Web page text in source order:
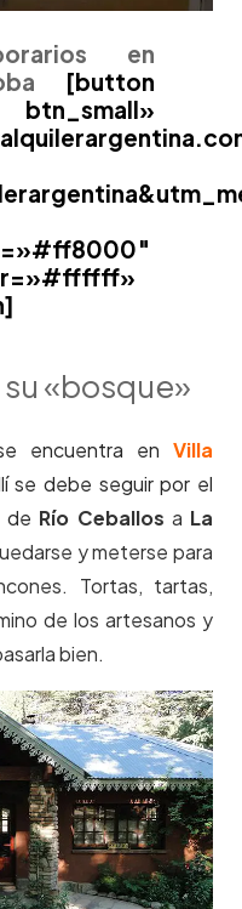
en
[button
btn_small»
«bosque»
encuentra enVilla
se debe seguir por el
de Río Ceballos a La
y meterse para
Tortas, tartas,
de los artesanos y
bien.